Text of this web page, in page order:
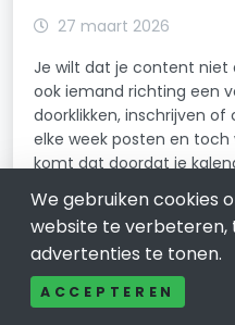
27 maart 2026
Je wilt dat je content niet
ook iemand richting een
doorklikken, inschrijven
elke week posten en toch
komt dat doordat je
LEES VERDER
We gebruiken cookies
website te verbeteren,
advertenties te tonen.
ACCEPTEREN